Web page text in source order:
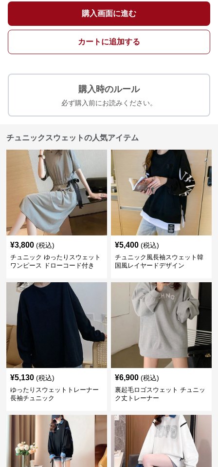
購入画面に進む
カートに追加する
購入時のルール
必ず購入前にお読みください。
チュニックスウェットの人気アイテム
¥3,800 (税込)
チュニック ゆったりスウェット
ワンピース ドローコード付き
¥5,400 (税込)
チュニック風長袖スウェット韓
国風レイヤードデザイン
¥5,130 (税込)
ゆったりスウェットトレーナー
長袖チュニック
¥6,900 (税込)
裏起毛ロゴスウェット チュニッ
ク丈トレーナー